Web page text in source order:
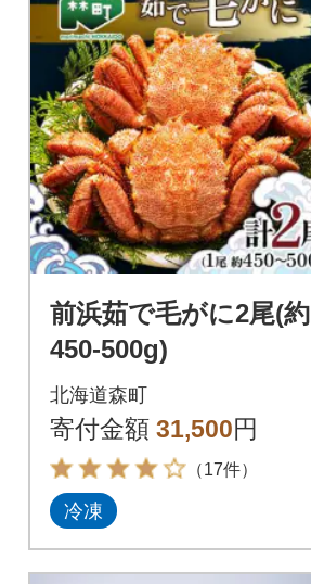
前浜茹で毛がに2尾(約
450-500g)
北海道森町
寄付金額 31,500円
（17件）
冷凍